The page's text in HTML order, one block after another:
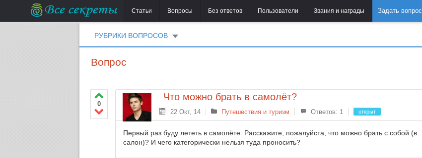
Задать вопрос
Статьи Вопросы Без ответов Пользователи Звания и награды
РУБРИКИ ВОПРОСОВ
Вопрос
0
Что можно брать в самолёт?
22 Окт, 14 Путешествия и туризм Ответов: 1 открыт
Первый раз буду лететь в самолёте. Расскажите, пожалуйста, что можно брать с собой (в
салон)? И чего категорически нельзя туда проносить?